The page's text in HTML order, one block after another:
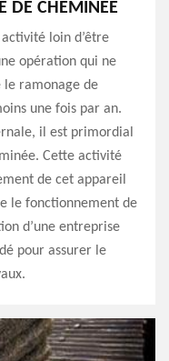
DE CHEMINÉE
loin d’être
opération qui ne
le ramonage de
une fois par an.
il est primordial
Cette activité
de cet appareil
le fonctionnement de
d’une entreprise
pour assurer le